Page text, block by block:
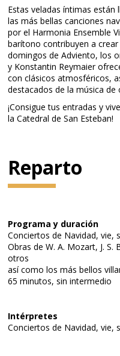
Estas veladas íntimas
las más bellas canciones
por el Harmonia Ensemble
barítono contribuyen a
domingos de Adviento, los
y Konstantin Reymaier
con clásicos atmosféricos,
destacados de la música de
¡Consigue tus entradas y
la Catedral de San Esteban!
Reparto
Programa y duración
Conciertos de Navidad, vie,
Obras de W. A. Mozart, J. S.
otros
así como los más bellos
65 minutos, sin intermedio
Intérpretes
Conciertos de Navidad, vie,